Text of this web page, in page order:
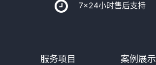
7x24小时售后支持
服务项目 案例展示